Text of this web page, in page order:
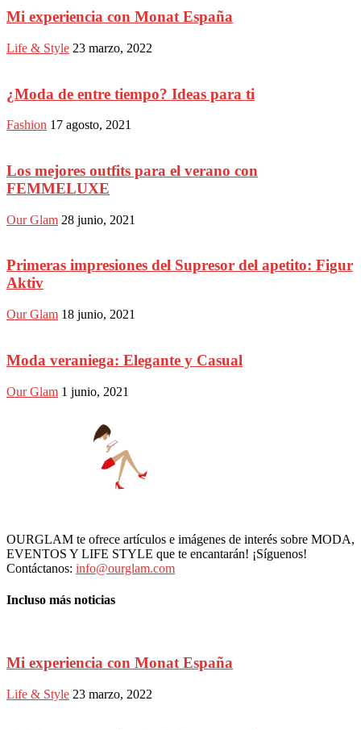
Mi experiencia con Monat España
Life & Style 23 marzo, 2022
¿Moda de entre tiempo? Ideas para ti
Fashion 17 agosto, 2021
Los mejores outfits para el verano con
FEMMELUXE
Our Glam 28 junio, 2021
Primeras impresiones del Supresor del apetito: Figur
Aktiv
Our Glam 18 junio, 2021
Moda veraniega: Elegante y Casual
Our Glam 1 junio, 2021
OURGLAM te ofrece artículos e imágenes de interés sobre MODA,
EVENTOS Y LIFE STYLE que te encantarán! ¡Síguenos!
Contáctanos: info@ourglam.com
Incluso más noticias
Mi experiencia con Monat España
Life & Style 23 marzo, 2022